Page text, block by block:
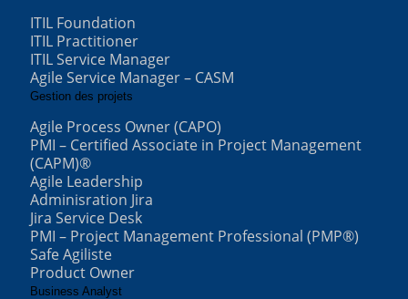
ITIL Foundation
ITIL Practitioner
ITIL Service Manager
Agile Service Manager – CASM
Gestion des projets
Agile Process Owner (CAPO)
PMI – Certified Associate in Project Management
(CAPM)®
Agile Leadership
Adminisration Jira
Jira Service Desk
PMI – Project Management Professional (PMP®)
Safe Agiliste
Product Owner
Business Analyst